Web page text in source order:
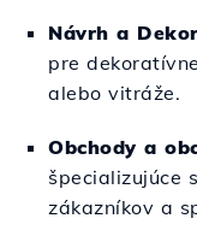
Návrh a
pre
alebo vitráže.
Obchody a
špecializujúce
zákazníkov a